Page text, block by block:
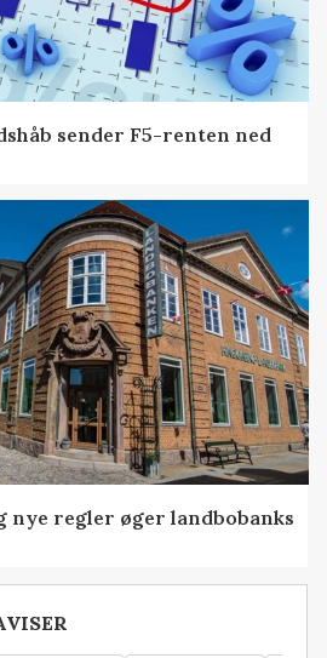
sender F5-renten ned
nye regler øger landbobanks